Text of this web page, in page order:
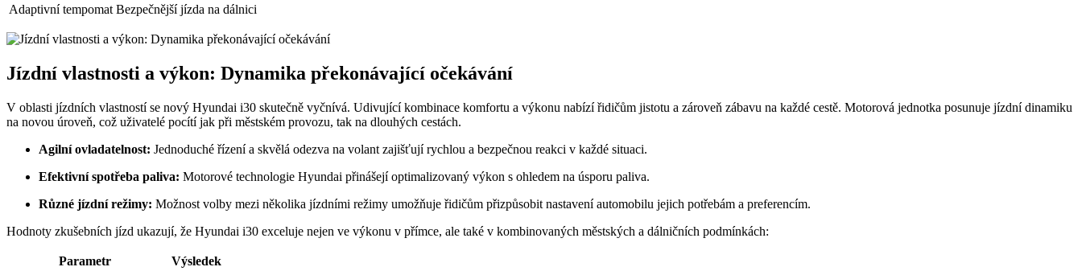
Adaptivní tempomat Bezpečnější jízda na dálnici
Jízdní vlastnosti a výkon: Dynamika překonávající očekávání
V oblasti jízdních vlastností se nový Hyundai i30 skutečně vyčnívá. Udivující kombinace komfortu a výkonu nabízí řidičům jistotu a zároveň zábavu na každé cestě. Motorová jednotka posunuje jízdní dinamiku
na novou úroveň, což uživatelé pocítí jak při městském provozu, tak na dlouhých cestách.
Agilní ovladatelnost: Jednoduché řízení a skvělá odezva na volant zajišťují rychlou a bezpečnou reakci v každé situaci.
Efektivní spotřeba paliva: Motorové technologie Hyundai přinášejí optimalizovaný výkon s ohledem na úsporu paliva.
Různé jízdní režimy: Možnost volby mezi několika jízdními režimy umožňuje řidičům přizpůsobit nastavení automobilu jejich potřebám a preferencím.
Hodnoty zkušebních jízd ukazují, že Hyundai i30 exceluje nejen ve výkonu v přímce, ale také v kombinovaných městských a dálničních podmínkách:
Parametr
Výsledek